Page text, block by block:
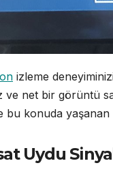
izleme
ve net bir görüntü
bu konuda
Uydu